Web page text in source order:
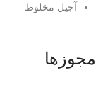
آجیل مخلوط
مجوزها